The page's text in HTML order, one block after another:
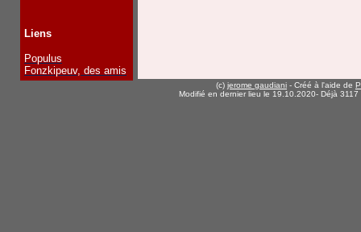
Liens
Populus
Fonzkipeuv, des amis
(c) jerome gaudiani - Créé à l'aide de
Modifié en dernier lieu le 19.10.2020- Déjà 3117